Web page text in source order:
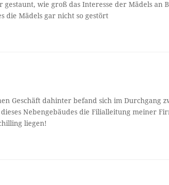
gestaunt, wie groß das Interesse der Mädels an
die Mädels gar nicht so gestört
Geschäft dahinter befand sich im Durchgang
Nebengebäudes die Filialleitung meiner
liegen!